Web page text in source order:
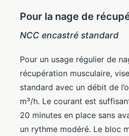
Pour la nage de
NCC encastré standard
Pour un usage régulier de
récupération musculaire,
standard avec un débit de
m³/h. Le courant est
20 minutes en place sans
un rythme modéré. Le bloc